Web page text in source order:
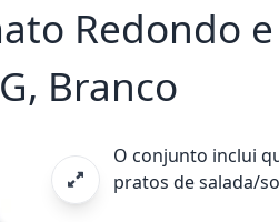
Redondo
Branco
O conjunto inclui
pratos de salada/